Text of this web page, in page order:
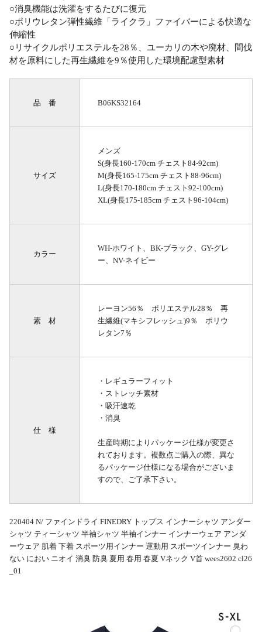
○消臭機能は洗濯をするたびに復元
○ポリウレタン弾性繊維「ライクラ」ファイバーによる快適な
伸縮性
○リサイクルポリエステルを28％、ユーカリの木や廃材、間伐
材を原料にした再生繊維を9％使用した環境配慮型素材
品 番 B06KS32164
サイズ
メンズ
S(身長160-170cm チェスト84-92cm)
M(身長165-175cm チェスト88-96cm)
L(身長170-180cm チェスト92-100cm)
XL(身長175-185cm チェスト96-104cm)
カラー
WH-ホワイト、BK-ブラック、GY-グレ
ー、NV-ネイビー
素 材
レーヨン56％ ポリエステル28％ 再
生繊維(マキシフレッシュ)9％ ポリウ
レタン7％
仕 様
・レギュラーフィット
・ストレッチ素材
・吸汗速乾
・消臭
生産時期によりパッケージ仕様が変更さ
れております。複数点ご購入の際、異な
るパッケージ仕様になる場合がございま
すので、ご了承下さい。
220404 N/ ファインドライ FINEDRY トップス インナーシャツ アンダー
シャツ ティーシャツ 半袖シャツ 半袖インナー インナーウェア アンダ
ーウェア 肌着 下着 スポーツ用インナー 運動用 スポーツインナー 臭わ
ない におい ニオイ 消臭 防臭 夏用 春用 春夏 Vネック V首 wees2602 cl26
_01